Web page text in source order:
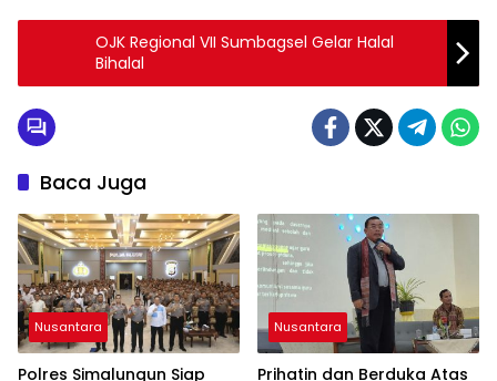
OJK Regional VII Sumbagsel Gelar Halal
Bihalal
Baca Juga
Nusantara
Polres Simalungun Siap
Nusantara
Prihatin dan Berduka Atas